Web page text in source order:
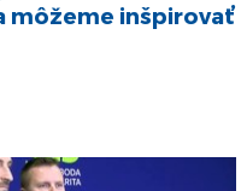
môžeme inšpirovať